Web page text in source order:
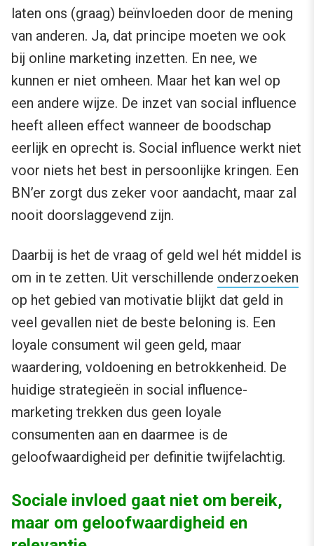
laten ons (graag) beïnvloeden door de mening
van anderen. Ja, dat principe moeten we ook
bij online marketing inzetten. En nee, we
kunnen er niet omheen. Maar het kan wel op
een andere wijze. De inzet van social influence
heeft alleen effect wanneer de boodschap
eerlijk en oprecht is. Social influence werkt niet
voor niets het best in persoonlijke kringen. Een
BN’er zorgt dus zeker voor aandacht, maar zal
nooit doorslaggevend zijn.
Daarbij is het de vraag of geld wel hét middel is
om in te zetten. Uit verschillende onderzoeken
op het gebied van motivatie blijkt dat geld in
veel gevallen niet de beste beloning is. Een
loyale consument wil geen geld, maar
waardering, voldoening en betrokkenheid. De
huidige strategieën in social influence-
marketing trekken dus geen loyale
consumenten aan en daarmee is de
geloofwaardigheid per definitie twijfelachtig.
Sociale invloed gaat niet om bereik,
maar om geloofwaardigheid en